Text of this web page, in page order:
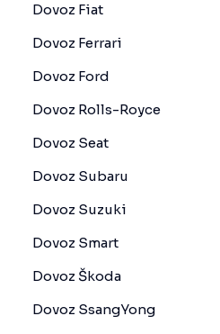
Dovoz Fiat
Dovoz Ferrari
Dovoz Ford
Dovoz Rolls-Royce
Dovoz Seat
Dovoz Subaru
Dovoz Suzuki
Dovoz Smart
Dovoz Škoda
Dovoz SsangYong